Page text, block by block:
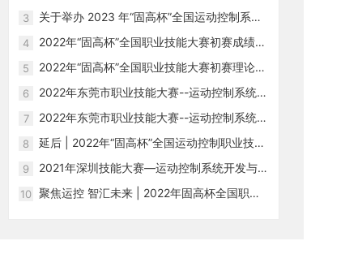
赛正式启动
3
关于举办 2023 年“固高杯”全国运动控制系统
开发与应用职业技能大赛决赛的通知
4
2022年“固高杯”全国职业技能大赛初赛成绩排
5
2022年“固高杯”全国职业技能大赛初赛理论题
库、模拟考试时间公布啦！
6
2022年东莞市职业技能大赛--运动控制系统开
发与应用项目竞赛初赛顺利进行！
7
2022年东莞市职业技能大赛--运动控制系统开
发与应用项目竞赛圆满落幕！
8
延后 | 2022年“固高杯”全国运动控制职业技能
大赛，期待你们的参与！
9
2021年深圳技能大赛—运动控制系统开发与应
用职业技能竞赛宣传片
10 聚焦运控 智汇未来 | 2022年固高杯全国职业